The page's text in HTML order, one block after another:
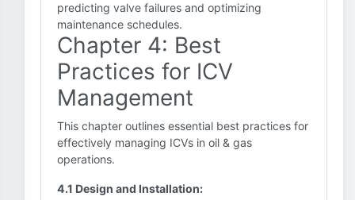
predicting valve failures and optimizing
maintenance schedules.
Chapter 4: Best
Practices for ICV
Management
This chapter outlines essential best practices for
effectively managing ICVs in oil & gas
operations.
4.1 Design and Installation: